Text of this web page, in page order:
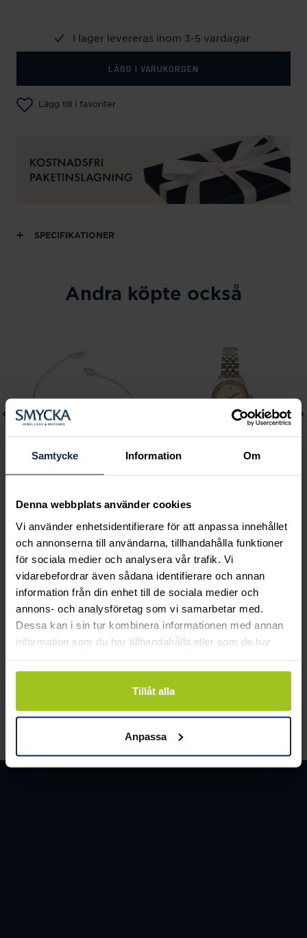
Samtycke Information Om
Denna webbplats använder cookies
Vi använder enhetsidentifierare för att anpassa innehållet
och annonserna till användarna, tillhandahålla funktioner
för sociala medier och analysera vår trafik. Vi
vidarebefordrar även sådana identifierare och annan
information från din enhet till de sociala medier och
annons- och analysföretag som vi samarbetar med.
Dessa kan i sin tur kombinera informationen med annan
information som du har tillhandahållit eller som de har
Tillåt alla
Anpassa
I lager levereras inom 3-5 vardagar
LÄGG I VARUKORGEN
Lägg till i favoriter
SPECIFIKATIONER
Andra köpte också
Lily and Rose
Emily pearl bracelet -
Ivory
Pris:349 kr
349 kr
Mockberg
Royal Watch 28 mm
Pris:2 399 kr
2 399 kr
Smycka tar ansvar för ett hållbart
och människor.
LÄS MER